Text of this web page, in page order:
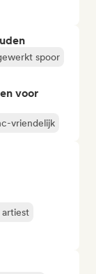
spoor
voor
vriendelijk